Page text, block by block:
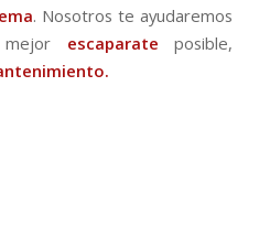
. Nosotros te ayudaremos
escaparate posible,